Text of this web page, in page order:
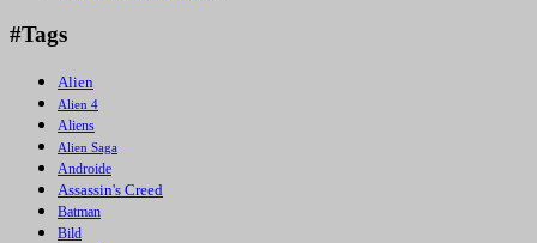
#Tags
Alien
Alien 4
Aliens
Alien Saga
Androide
Assassin's Creed
Batman
Bild